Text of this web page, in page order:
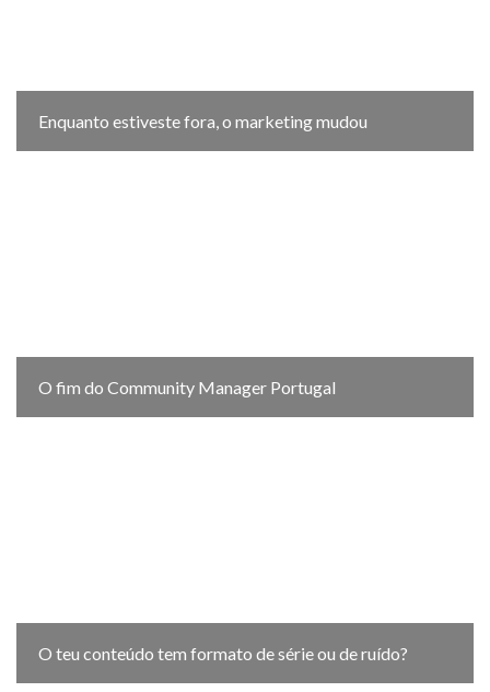
Enquanto estiveste fora, o marketing mudou
O fim do Community Manager Portugal
O teu conteúdo tem formato de série ou de ruído?